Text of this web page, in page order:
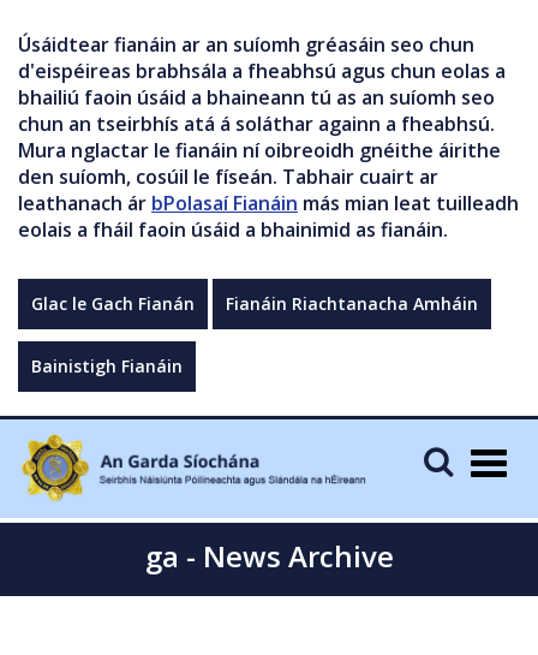
Úsáidtear fianáin ar an suíomh gréasáin seo chun
d'eispéireas brabhsála a fheabhsú agus chun eolas a
bhailiú faoin úsáid a bhaineann tú as an suíomh seo
chun an tseirbhís atá á soláthar againn a fheabhsú.
Mura nglactar le fianáin ní oibreoidh gnéithe áirithe
den suíomh, cosúil le físeán. Tabhair cuairt ar
leathanach ár bPolasaí Fianáin más mian leat tuilleadh
eolais a fháil faoin úsáid a bhainimid as fianáin.
Glac le Gach Fianán Fianáin Riachtanacha Amháin
Bainistigh Fianáin
ga - News Archive